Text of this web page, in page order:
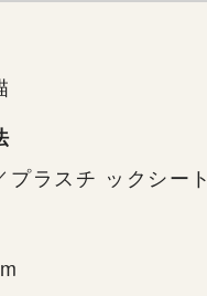
プラスチ ックシート